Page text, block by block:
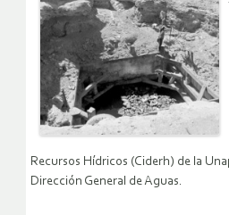
Recursos Hídricos (Ciderh) de la
Dirección General de Aguas.